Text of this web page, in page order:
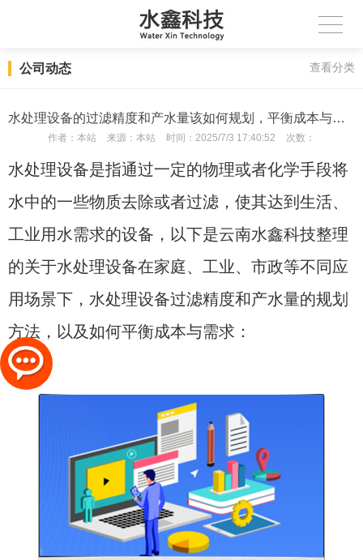
公司动态 查看分类
水处理设备的过滤精度和产水量该如何规划，平衡成本与需求？
作者： 本站 来源： 本站 时间： 2025/7/3 17:40:52 次数：
水处理设备是指通过一定的物理或者化学手段将
水中的一些物质去除或者过滤，使其达到生活、
工业用水需求的设备，以下是云南水鑫科技整理
的关于水处理设备在家庭、工业、市政等不同应
用场景下，水处理设备过滤精度和产水量的规划
方法，以及如何平衡成本与需求：